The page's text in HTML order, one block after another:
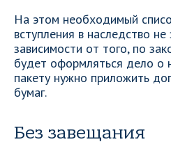
На этом необходимый
вступления в наследство не
зависимости от того, по
будет оформляться дело о
пакету нужно приложить
бумаг.
Без завещания